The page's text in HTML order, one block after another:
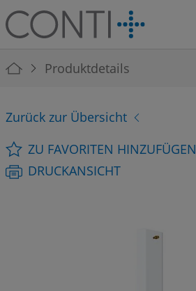
Skip to main navigation
Skip to main content
Skip to page footer
You are here:
Produktdetails
Zurück zur Übersicht
ZU FAVORITEN HINZUFÜGEN
DRUCKANSICHT